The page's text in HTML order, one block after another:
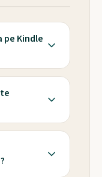
Kindle